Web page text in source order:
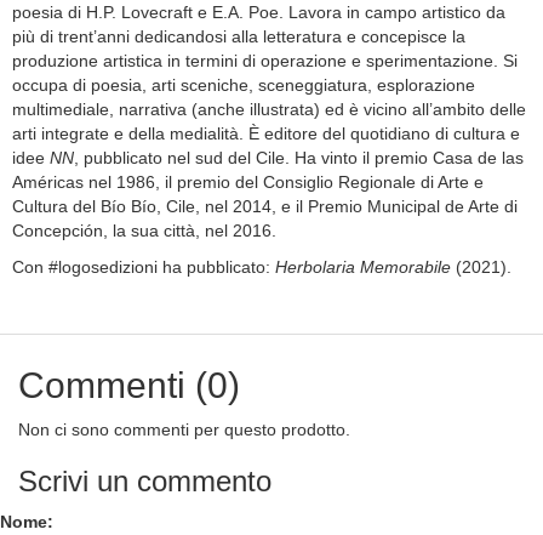
poesia di H.P. Lovecraft e E.A. Poe. Lavora in campo artistico da
più di trent’anni dedicandosi alla letteratura e concepisce la
produzione artistica in termini di operazione e sperimentazione. Si
occupa di poesia, arti sceniche, sceneggiatura, esplorazione
multimediale, narrativa (anche illustrata) ed è vicino all’ambito delle
arti integrate e della medialità. È editore del quotidiano di cultura e
idee NN, pubblicato nel sud del Cile. Ha vinto il premio Casa de las
Américas nel 1986, il premio del Consiglio Regionale di Arte e
Cultura del Bío Bío, Cile, nel 2014, e il Premio Municipal de Arte di
Concepción, la sua città, nel 2016.
Con #logosedizioni ha pubblicato: Herbolaria Memorabile (2021).
Commenti (0)
Non ci sono commenti per questo prodotto.
Scrivi un commento
Nome: